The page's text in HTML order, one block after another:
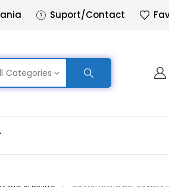
Suport/Contact
Categories